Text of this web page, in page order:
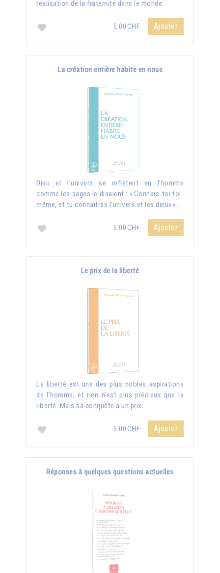
réalisation de la fraternité dans le monde.
5.00CHF Ajouter
La création entière habite en nous
Dieu et l’univers se reflètent en l’homme
comme les sages le disaient : « Connais-toi toi-
même, et tu connaîtras l’univers et les dieux» .
5.00CHF Ajouter
Le prix de la liberté
La liberté est une des plus nobles aspirations
de l’homme, et rien n’est plus précieux que la
liberté. Mais sa conquête a un prix.
5.00CHF Ajouter
Réponses à quelques questions actuelles